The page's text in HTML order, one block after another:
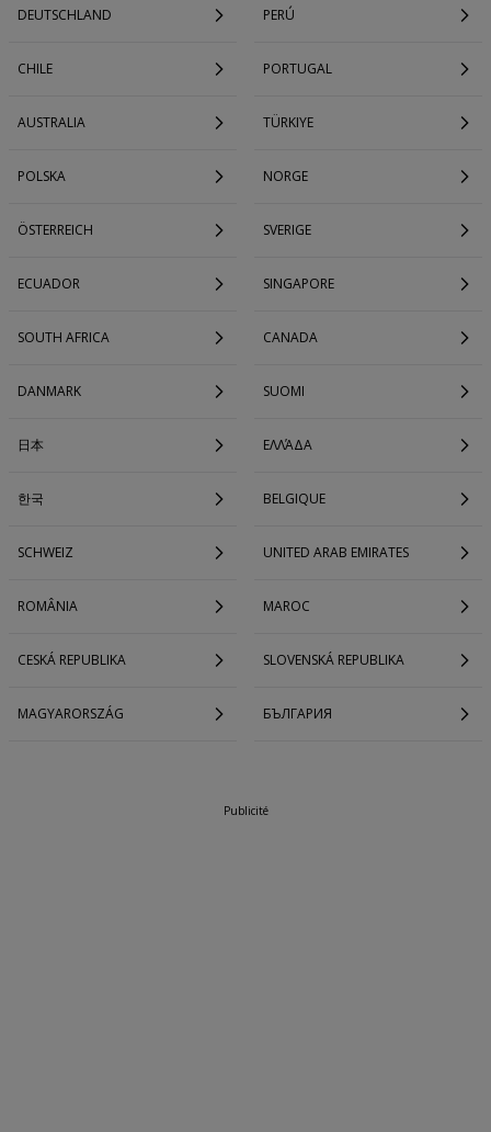
DEUTSCHLAND PERÚ
CHILE PORTUGAL
AUSTRALIA TÜRKIYE
POLSKA NORGE
ÖSTERREICH SVERIGE
ECUADOR SINGAPORE
SOUTH AFRICA CANADA
DANMARK SUOMI
日本 ΕΛΛΆΔΑ
한국 BELGIQUE
SCHWEIZ UNITED ARAB EMIRATES
ROMÂNIA MAROC
CESKÁ REPUBLIKA SLOVENSKÁ REPUBLIKA
MAGYARORSZÁG БЪЛГАРИЯ
Publicité